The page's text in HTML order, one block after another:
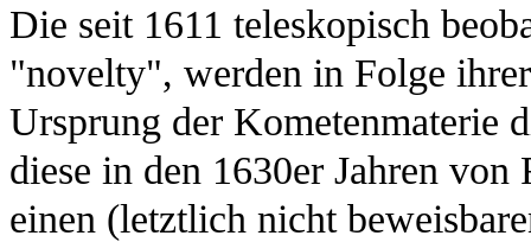
Die seit 1611 teleskopisch
"novelty", werden in Folge
Ursprung der Kometenmaterie
diese in den 1630er Jahren von
einen (letztlich nicht